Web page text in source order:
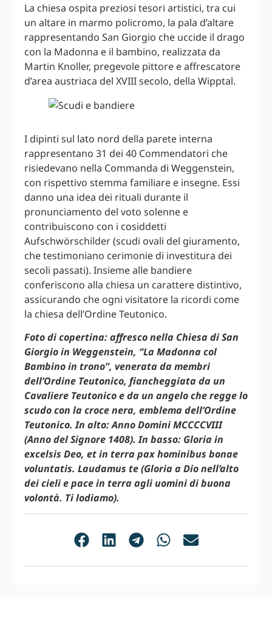
La chiesa ospita preziosi tesori artistici, tra cui
un altare in marmo policromo, la pala d’altare
rappresentando San Giorgio che uccide il drago
con la Madonna e il bambino, realizzata da
Martin Knoller, pregevole pittore e affrescatore
d’area austriaca del XVIII secolo, della Wipptal.
I dipinti sul lato nord della parete interna
rappresentano 31 dei 40 Commendatori che
risiedevano nella Commanda di Weggenstein,
con rispettivo stemma familiare e insegne. Essi
danno una idea dei rituali durante il
pronunciamento del voto solenne e
contribuiscono con i cosiddetti
Aufschwörschilder (scudi ovali del giuramento,
che testimoniano cerimonie di investitura dei
secoli passati). Insieme alle bandiere
conferiscono alla chiesa un carattere distintivo,
assicurando che ogni visitatore la ricordi come
la chiesa dell’Ordine Teutonico.
Foto di copertina: affresco nella Chiesa di San
Giorgio in Weggenstein, “La Madonna col
Bambino in trono”, venerata da membri
dell’Ordine Teutonico, fiancheggiata da un
Cavaliere Teutonico e da un angelo che regge lo
scudo con la croce nera, emblema dell’Ordine
Teutonico. In alto: Anno Domini MCCCCVIII
(Anno del Signore 1408). In basso: Gloria in
excelsis Deo, et in terra pax hominibus bonae
voluntatis. Laudamus te (Gloria a Dio nell’alto
dei cieli e pace in terra agli uomini di buona
volontà. Ti lodiamo).